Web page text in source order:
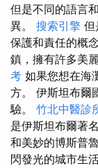
但是不同的語言
異。 搜索引擎 但
保護和責任的概
鎮，擁有許多美
考 如果您想在海
方。 伊斯坦布爾
驗。 竹北中醫診
是伊斯坦布爾著
和美妙的博斯普
閃發光的城市生